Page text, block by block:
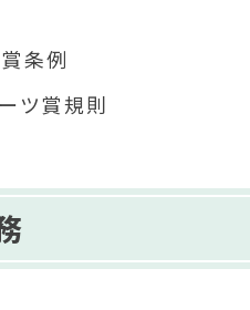
条例
ツ賞規則